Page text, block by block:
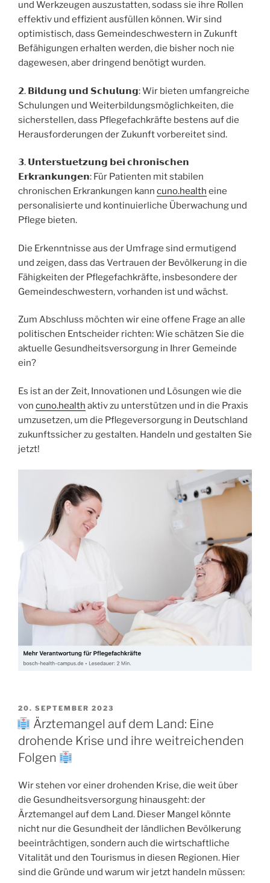
und Werkzeugen auszustatten, sodass sie ihre Rollen
effektiv und effizient ausfüllen können. Wir sind
optimistisch, dass Gemeindeschwestern in Zukunft
Befähigungen erhalten werden, die bisher noch nie
dagewesen, aber dringend benötigt wurden.
𝟮. 𝗕𝗶𝗹𝗱𝘂𝗻𝗴 𝘂𝗻𝗱 𝗦𝗰𝗵𝘂𝗹𝘂𝗻𝗴: Wir bieten umfangreiche
Schulungen und Weiterbildungsmöglichkeiten, die
sicherstellen, dass Pflegefachkräfte bestens auf die
Herausforderungen der Zukunft vorbereitet sind.
𝟯. 𝗨𝗻𝘁𝗲𝗿𝘀𝘁𝘂𝗲𝘁𝘇𝘂𝗻𝗴 𝗯𝗲𝗶 𝗰𝗵𝗿𝗼𝗻𝗶𝘀𝗰𝗵𝗲𝗻
𝗘𝗿𝗸𝗿𝗮𝗻𝗸𝘂𝗻𝗴𝗲𝗻: Für Patienten mit stabilen
chronischen Erkrankungen kann cuno.health eine
personalisierte und kontinuierliche Überwachung und
Pflege bieten.
Die Erkenntnisse aus der Umfrage sind ermutigend
und zeigen, dass das Vertrauen der Bevölkerung in die
Fähigkeiten der Pflegefachkräfte, insbesondere der
Gemeindeschwestern, vorhanden ist und wächst.
Zum Abschluss möchten wir eine offene Frage an alle
politischen Entscheider richten: Wie schätzen Sie die
aktuelle Gesundheitsversorgung in Ihrer Gemeinde
ein?
Es ist an der Zeit, Innovationen und Lösungen wie die
von cuno.health aktiv zu unterstützen und in die Praxis
umzusetzen, um die Pflegeversorgung in Deutschland
zukunftssicher zu gestalten. Handeln und gestalten Sie
jetzt!
20. SEPTEMBER 2023
Ärztemangel auf dem Land: Eine
drohende Krise und ihre weitreichenden
Folgen
Wir stehen vor einer drohenden Krise, die weit über
die Gesundheitsversorgung hinausgeht: der
Ärztemangel auf dem Land. Dieser Mangel könnte
nicht nur die Gesundheit der ländlichen Bevölkerung
beeinträchtigen, sondern auch die wirtschaftliche
Vitalität und den Tourismus in diesen Regionen. Hier
sind die Gründe und warum wir jetzt handeln müssen: